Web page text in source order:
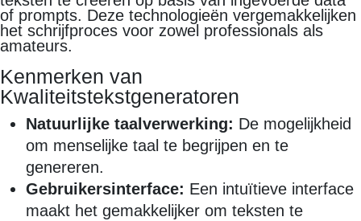
of prompts. Deze technologieën vergemakkelijken
het schrijfproces voor zowel professionals als
amateurs.
Kenmerken van
Kwaliteitstekstgeneratoren
Natuurlijke taalverwerking: De mogelijkheid
om menselijke taal te begrijpen en te
genereren.
Gebruikersinterface: Een intuïtieve interface
maakt het gemakkelijker om teksten te